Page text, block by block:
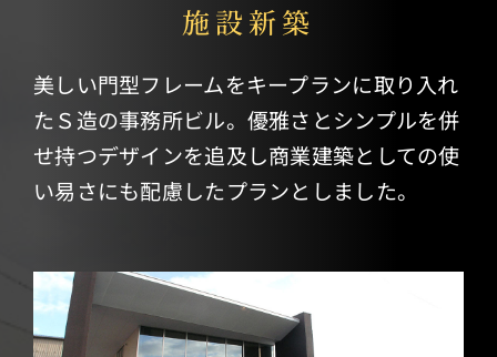
施設新築
美しい門型フレームをキープランに取り入れ
たＳ造の事務所ビル。優雅さとシンプルを併
せ持つデザインを追及し商業建築としての使
い易さにも配慮したプランとしました。